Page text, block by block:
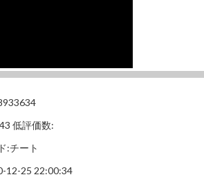
低評価数:
:チート
12-25 22:00:34